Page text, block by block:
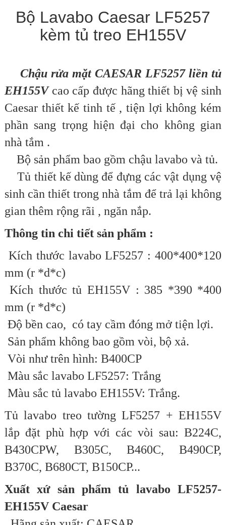
Bộ Lavabo Caesar LF5257
kèm tủ treo EH155V
Chậu rửa mặt CAESAR LF5257 liền tủ
EH155Vcao cấp được hãng thiết bị vệ sinh
Caesar thiết kế tinh tế , tiện lợi không kém
phần sang trọng hiện đại cho không gian
nhà tắm .
Bộ sản phẩm bao gồm chậu lavabo và tủ.
Tủ thiết kế dùng để đựng các vật dụng vệ
sinh cần thiết trong nhà tắm để trả lại không
gian thêm rộng rãi , ngăn nắp.
Thông tin chi tiết sản phẩm :
Kích thước lavabo LF5257 : 400*400*120
mm (r *d*c)
Kích thước tủ EH155V : 385 *390 *400
mm (r *d*c)
Độ bền cao, có tay cầm đóng mở tiện lợi.
Sản phẩm không bao gồm vòi, bộ xả.
Vòi như trên hình: B400CP
Màu sắc lavabo LF5257: Trắng
Màu sắc tủ lavabo EH155V: Trắng.
Tủ lavabo treo tường LF5257 + EH155V
lắp đặt phù hợp với các vòi sau: B224C,
B430CPW, B305C, B460C, B490CP,
B370C, B680CT, B150CP...
Xuất xứ sản phẩm tủ lavabo LF5257-
EH155V Caesar